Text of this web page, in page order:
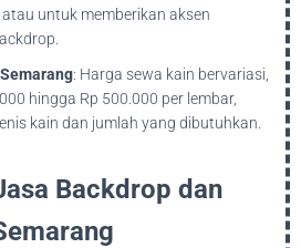
untuk memberikan aksen
: Harga sewa kain bervariasi,
hingga Rp 500.000 per lembar,
kain dan jumlah yang dibutuhkan.
Backdrop dan